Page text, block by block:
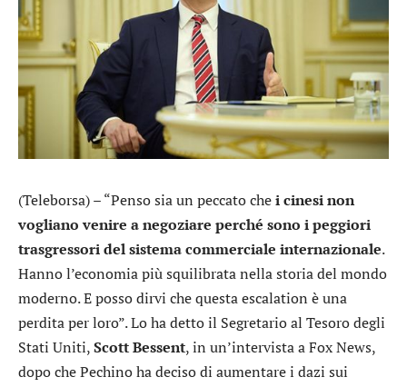
(Teleborsa) – “Penso sia un peccato chei cinesi non
vogliano venire a negoziare perché sono i peggiori
trasgressori del sistema commerciale internazionale.
Hanno l’economia più squilibrata nella storia del mondo
moderno. E posso dirvi che questa escalation è una
perdita per loro”. Lo ha detto il Segretario al Tesoro degli
Stati Uniti,Scott Bessent, in un’intervista a Fox News,
dopo che Pechino ha deciso di aumentare i dazi sui